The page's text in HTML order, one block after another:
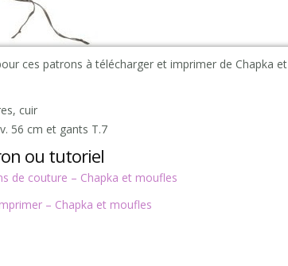
ces patrons à télécharger et imprimer de Chapka
cuir
56 cm et gants T.7
ou tutoriel
de couture – Chapka et moufles
– Chapka et moufles